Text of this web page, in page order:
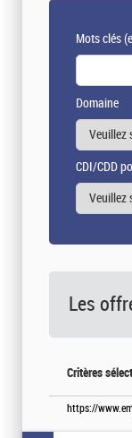
Mots clés
Domaine
CDI/CDD
Les
Critères
https://